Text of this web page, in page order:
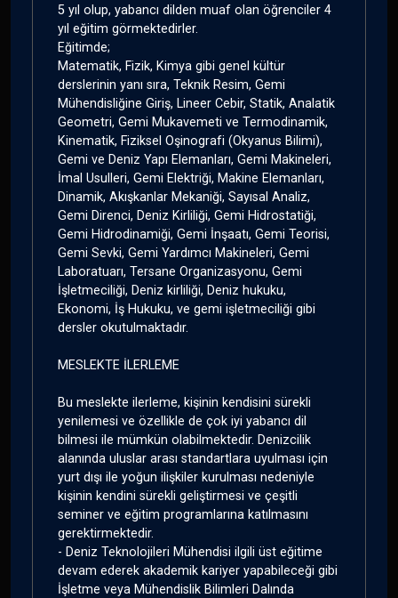
5 yıl olup, yabancı dilden muaf olan öğrenciler 4
yıl eğitim görmektedirler.
Eğitimde;
Matematik, Fizik, Kimya gibi genel kültür
derslerinin yanı sıra, Teknik Resim, Gemi
Mühendisliğine Giriş, Lineer Cebir, Statik, Analatik
Geometri, Gemi Mukavemeti ve Termodinamik,
Kinematik, Fiziksel Oşinografi (Okyanus Bilimi),
Gemi ve Deniz Yapı Elemanları, Gemi Makineleri,
İmal Usulleri, Gemi Elektriği, Makine Elemanları,
Dinamik, Akışkanlar Mekaniği, Sayısal Analiz,
Gemi Direnci, Deniz Kirliliği, Gemi Hidrostatiği,
Gemi Hidrodinamiği, Gemi İnşaatı, Gemi Teorisi,
Gemi Sevki, Gemi Yardımcı Makineleri, Gemi
Laboratuarı, Tersane Organizasyonu, Gemi
İşletmeciliği, Deniz kirliliği, Deniz hukuku,
Ekonomi, İş Hukuku, ve gemi işletmeciliği gibi
dersler okutulmaktadır.
MESLEKTE İLERLEME
Bu meslekte ilerleme, kişinin kendisini sürekli
yenilemesi ve özellikle de çok iyi yabancı dil
bilmesi ile mümkün olabilmektedir. Denizcilik
alanında uluslar arası standartlara uyulması için
yurt dışı ile yoğun ilişkiler kurulması nedeniyle
kişinin kendini sürekli geliştirmesi ve çeşitli
seminer ve eğitim programlarına katılmasını
gerektirmektedir.
- Deniz Teknolojileri Mühendisi ilgili üst eğitime
devam ederek akademik kariyer yapabileceği gibi
İşletme veya Mühendislik Bilimleri Dalında